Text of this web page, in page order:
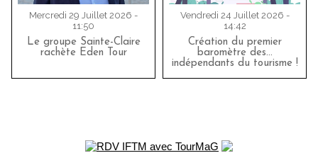
Mercredi 29 Juillet 2026 -
11:50
Le groupe Sainte-Claire
rachète Eden Tour
Vendredi 24 Juillet 2026 -
14:42
Création du premier
baromètre des…
indépendants du tourisme !